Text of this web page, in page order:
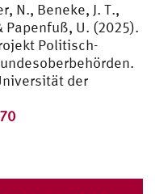
N., Beneke, J. T.,
Papenfuß, U. (2025).
Politisch-
der